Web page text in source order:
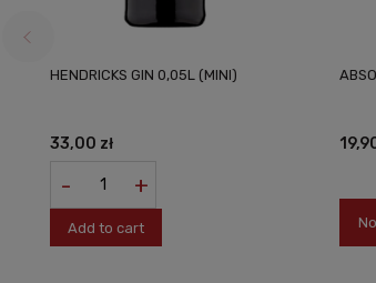
HENDRICKS GIN 0,05L (MINI)
33,00 zł
- +
Add to cart